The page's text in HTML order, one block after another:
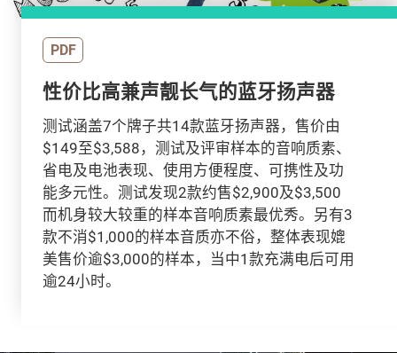
PDF
性价比高兼声靓长气的蓝牙扬声器
测试涵盖7个牌子共14款蓝牙扬声器，售价由
$149至$3,588，测试及评审样本的音响质素、
省电及电池表现、使用方便程度、可携性及功
能多元性。测试发现2款约售$2,900及$3,500
而机身较大较重的样本音响质素最优秀。另有3
款不消$1,000的样本音质亦不俗，整体表现媲
美售价逾$3,000的样本，当中1款充满电后可用
逾24小时。